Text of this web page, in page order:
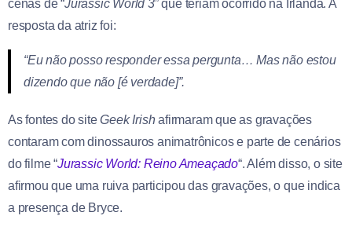
cenas de “Jurassic World 3” que teriam ocorrido na Irlanda. A
resposta da atriz foi:
“Eu não posso responder essa pergunta… Mas não estou
dizendo que não [é verdade]”.
As fontes do siteGeek Irishafirmaram que as gravações
contaram com dinossauros animatrônicos e parte de cenários
do filme “Jurassic World: Reino Ameaçado“. Além disso, o site
afirmou que uma ruiva participou das gravações, o que indica
a presença de Bryce.